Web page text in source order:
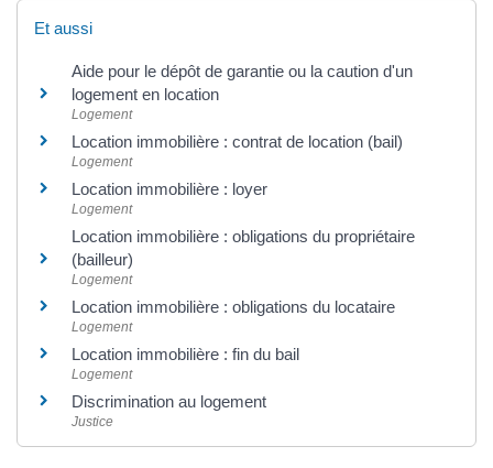
Et aussi
Aide pour le dépôt de garantie ou la caution d'un
logement en location
Logement
Location immobilière : contrat de location (bail)
Logement
Location immobilière : loyer
Logement
Location immobilière : obligations du propriétaire
(bailleur)
Logement
Location immobilière : obligations du locataire
Logement
Location immobilière : fin du bail
Logement
Discrimination au logement
Justice